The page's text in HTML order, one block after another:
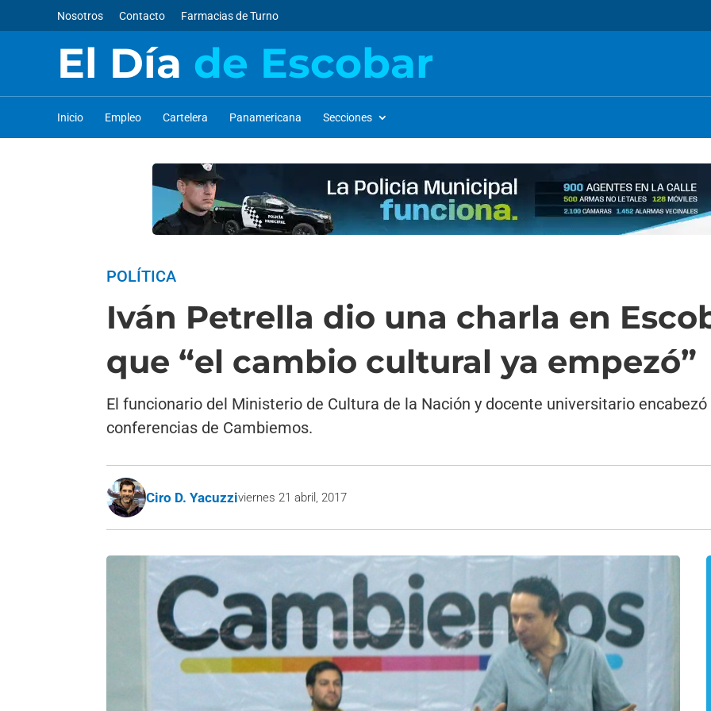
Nosotros Contacto Farmacias de Turno
El Día de Escobar
Inicio Empleo Cartelera Panamericana Secciones
POLÍTICA
Iván Petrella dio una charla en
que “el cambio cultural ya empezó”
El funcionario del Ministerio de Cultura de la Nación y docente universitario
conferencias de Cambiemos.
Ciro D. Yacuzziviernes 21 abril, 2017